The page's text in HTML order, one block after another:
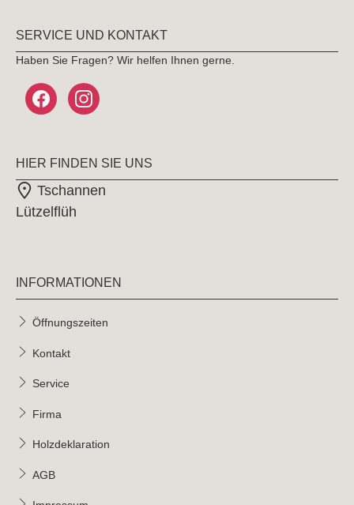
SERVICE UND KONTAKT
Haben Sie Fragen? Wir helfen Ihnen gerne.
HIER FINDEN SIE UNS
Tschannen
Lützelflüh
INFORMATIONEN
Öffnungszeiten
Kontakt
Service
Firma
Holzdeklaration
AGB